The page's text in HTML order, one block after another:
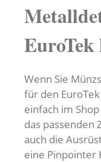
Wenn Sie
für den
einfach im
das passenden
auch die
eine Pinpointer